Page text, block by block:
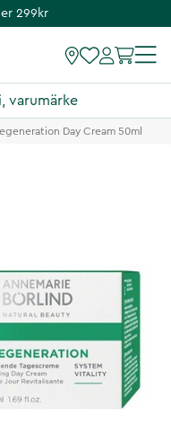
299kr
Day Cream 50ml